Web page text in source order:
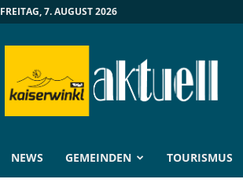
FREITAG, 7. AUGUST 2026
Aktuell
NEWS GEMEINDEN TOURISMUS